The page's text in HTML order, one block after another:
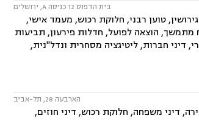
בית הדפוס 12 כניסה A, ירושלים
טוען רבני, חלוקת רכוש, מעמד אישי,
מתמשך, הוצאה לפועל, חדלות פירעון, תביעות
דיני חברות, ליטיגציה מסחרית ונדל"נית,
הארבעה 28, תל-אביב
דיני משפחה, חלוקת רכוש, דיני חוזים,